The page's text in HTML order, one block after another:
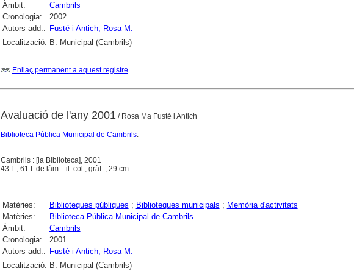
Àmbit:
Cambrils
Cronologia:
2002
Autors add.: Fusté i Antich, Rosa M.
Localització: B. Municipal (Cambrils)
Enllaç permanent a aquest registre
Avaluació de l'any 2001/ Rosa Ma Fusté i Antich
Biblioteca Pública Municipal de Cambrils.
Cambrils : [la Biblioteca], 2001
43 f. , 61 f. de làm. : il. col., gràf. ; 29 cm
Matèries: Biblioteques públiques ; Biblioteques municipals ; Memòria d'activitats
Matèries:
Biblioteca Pública Municipal de Cambrils
Àmbit:
Cambrils
Cronologia:
2001
Autors add.: Fusté i Antich, Rosa M.
Localització: B. Municipal (Cambrils)